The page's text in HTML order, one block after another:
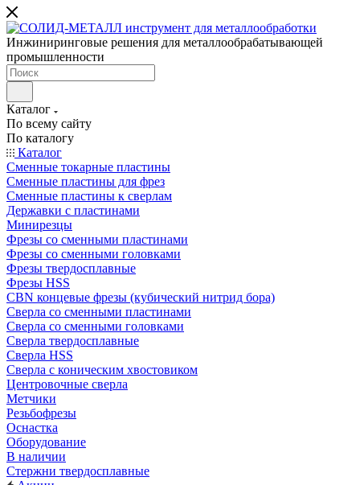
Инжиниринговые решения для металлообрабатывающей
промышленности
Каталог
По всему сайту
По каталогу
Каталог
Сменные токарные пластины
Сменные пластины для фрез
Сменные пластины к сверлам
Державки с пластинами
Минирезцы
Фрезы со сменными пластинами
Фрезы со сменными головками
Фрезы твердосплавные
Фрезы HSS
CBN концевые фрезы (кубический нитрид бора)
Сверла со сменными пластинами
Сверла со сменными головками
Сверла твердосплавные
Сверла HSS
Сверла с коническим хвостовиком
Центровочные сверла
Метчики
Резьбофрезы
Оснастка
Оборудование
В наличии
Стержни твердосплавные